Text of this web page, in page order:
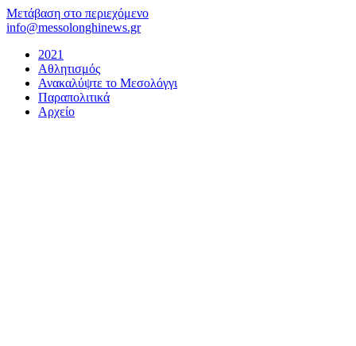
Μετάβαση στο περιεχόμενο
info@messolonghinews.gr
2021
Αθλητισμός
Ανακαλύψτε το Μεσολόγγι
Παραπολιτικά
Αρχείο